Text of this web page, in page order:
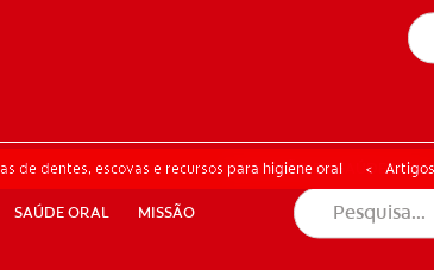
ORAL MISSÃO
SAÚDE ORAL MISSÃO
AVALIAÇÃO DE SAÚDE ORAL
de dentes, escovas e recursos para higiene oral